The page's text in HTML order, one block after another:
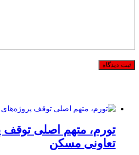
تورم، متهم اصلی توقف
تعاونی مسکن